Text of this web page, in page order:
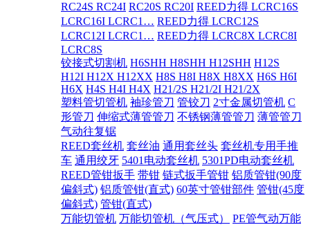
RC24S RC24I RC20S RC20I REED力得 LCRC16S
LCRC16I LCRC1… REED力得 LCRC12S
LCRC12I LCRC1… REED力得 LCRC8X LCRC8I
LCRC8S
铰接式切割机 H6SHH H8SHH H12SHH H12S
H12I H12X H12XX H8S H8I H8X H8XX H6S H6I
H6X H4S H4I H4X H21/2S H21/2I H21/2X
塑料管切管机 袖珍管刀 管铰刀 2寸金属切管机 C
形管刀 伸缩式薄管管刀 不锈钢薄管管刀 薄管管刀
气动往复锯
REED套丝机 套丝油 通用套丝头 套丝机专用手推
车 通用绞牙 5401电动套丝机 5301PD电动套丝机
REED管钳扳手 带钳 链式扳手管钳 铝质管钳(90度
偏斜式) 铝质管钳(直式) 60英寸管钳部件 管钳(45度
偏斜式) 管钳(直式)
万能切管机 万能切管机（气压式）
PE管气动万能